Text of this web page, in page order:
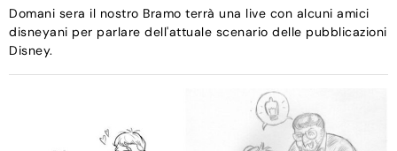
Domani sera il nostro Bramo terrà una live con alcuni amici
disneyani per parlare dell'attuale scenario delle pubblicazioni
Disney.